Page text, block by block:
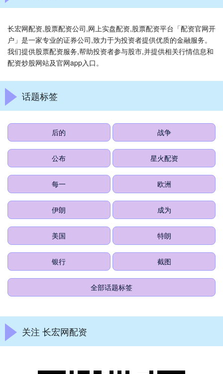
长宏网配资,股票配资公司,网上实盘配资,股票配资平台「配资官网开
户」是一家专业的证券公司,致力于为投资者提供优质的金融服务。
我们提供股票配资服务,帮助投资者参与股市,并提供相关行情信息和
配资炒股网站及官网app入口。
话题标签
后的 战争
公布 星火配资
每一 欧洲
伊朗 成为
美国 特朗
银行 截图
全部话题标签
关注 长宏网配资